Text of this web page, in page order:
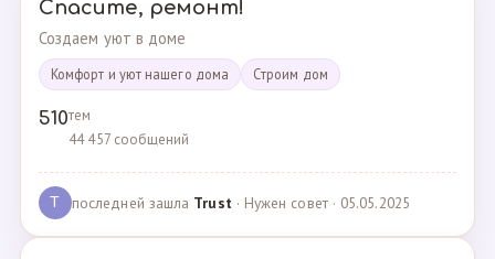
Спасите, ремонт!
Создаем уют в доме
Комфорт и уют нашего дома Cтроим дом
510тем
44 457 сообщений
T последней зашла Trust · Нужен совет · 05.05.2025